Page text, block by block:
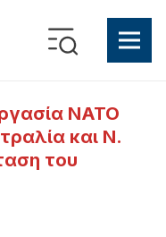
ΝΑΤΟ
και Ν.
του